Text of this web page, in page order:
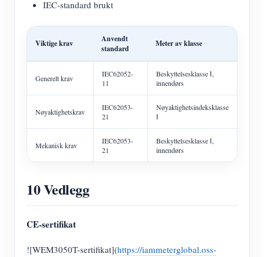
IEC-standard brukt
Viktige krav
Anvendt
standard
Meter av klasse
Generelt krav
IEC62052-
11
Beskyttelsesklasse Ⅰ,
innendørs
Nøyaktighetskrav
IEC62053-
21
Nøyaktighetsindeksklasse
Ⅰ
Mekanisk krav
IEC62053-
21
Beskyttelsesklasse Ⅰ,
innendørs
10 Vedlegg
CE-sertifikat
![WEM3050T-sertifikat](https://iammeterglobal.oss-